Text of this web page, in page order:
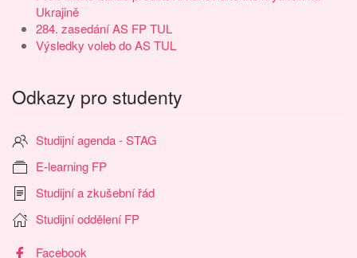
Ukrajině
284. zasedání AS FP TUL
Výsledky voleb do AS TUL
Odkazy pro studenty
Studijní agenda - STAG
E-learning FP
Studijní a zkušební řád
Studijní oddělení FP
Facebook